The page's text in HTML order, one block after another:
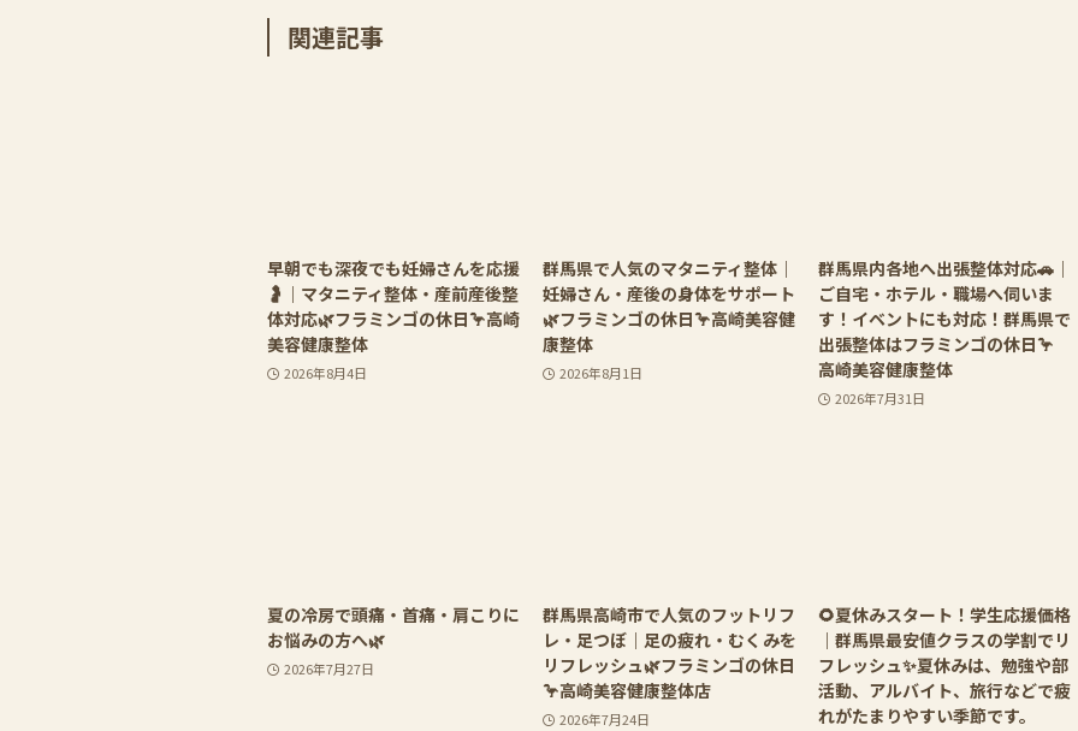
関連記事
早朝でも深夜でも妊婦さんを応援
🤰｜マタニティ整体・産前産後整
体対応🌿フラミンゴの休日🦩高崎
美容健康整体
2026年8月4日
群馬県で人気のマタニティ整体｜
妊婦さん・産後の身体をサポート
🌿フラミンゴの休日🦩高崎美容健
康整体
2026年8月1日
群馬県内各地へ出張整体対応🚗｜
ご自宅・ホテル・職場へ伺いま
す！イベントにも対応！群馬県で
出張整体はフラミンゴの休日🦩
高崎美容健康整体
2026年7月31日
夏の冷房で頭痛・首痛・肩こりに
お悩みの方へ🌿
2026年7月27日
群馬県高崎市で人気のフットリフ
レ・足つぼ｜足の疲れ・むくみを
リフレッシュ🌿フラミンゴの休日
🦩高崎美容健康整体店
2026年7月24日
🌻夏休みスタート！学生応援価格
｜群馬県最安値クラスの学割でリ
フレッシュ✨夏休みは、勉強や部
活動、アルバイト、旅行などで疲
れがたまりやすい季節です。